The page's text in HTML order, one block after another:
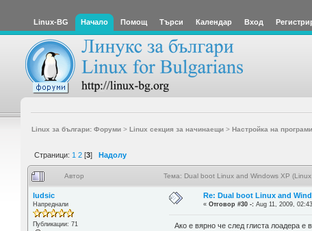
Linux-BG Начало Помощ Търси Календар Вход
Linux за българи: Форуми> Linux секция за начинаещи> Настройка на програми
Страници: 1 2 [3] Надолу
Автор Тема: Dual boot Linux and Windows XP
ludsic
Напреднали
Публикации: 71
Re: Dual boot Linux and
«Отговор #30 -: Aug 11, 2009,
Ако е вярно че след глиста лоадера е